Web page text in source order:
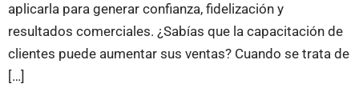
aplicarla para generar confianza, fidelización y
resultados comerciales. ¿Sabías que la capacitación de
clientes puede aumentar sus ventas? Cuando se trata de
[…]